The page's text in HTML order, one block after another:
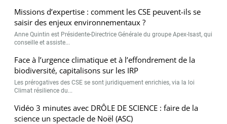
Missions d’expertise : comment les CSE peuvent-ils se
saisir des enjeux environnementaux ?
Anne Quintin est Présidente-Directrice Générale du groupe Apex-Isast, qui
conseille et assiste...
Face à l’urgence climatique et à l’effondrement de la
biodiversité, capitalisons sur les IRP
Les prérogatives des CSE se sont juridiquement enrichies, via la loi
Climat résilience du...
Vidéo 3 minutes avec DRÔLE DE SCIENCE : faire de la
science un spectacle de Noël (ASC)